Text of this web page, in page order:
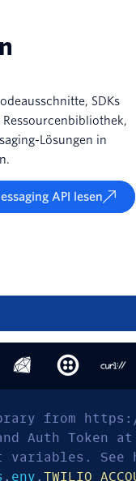
SDKs
Lösungen in
API lesen
from
Auth Token
variables.
. env .